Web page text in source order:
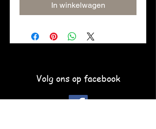
In winkelwagen
Volg ons op facebook